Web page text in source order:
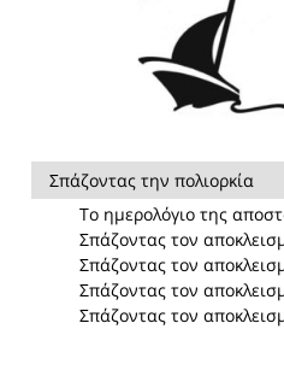
Σπάζοντας την πολιορκία
Το ημερολόγιο της
Σπάζοντας τον
Σπάζοντας τον
Σπάζοντας τον
Σπάζοντας τον